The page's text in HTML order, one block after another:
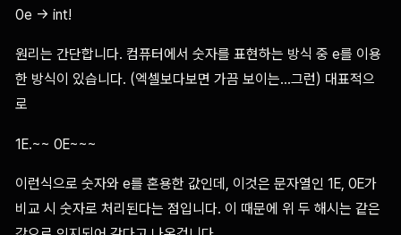
0e -> int!
원리는 간단합니다. 컴퓨터에서 숫자를 표현하는 방식 중 e를 이용
한 방식이 있습니다. (엑셀보다보면 가끔 보이는...그런) 대표적으
로
1E.~~ 0E~~~
이런식으로 숫자와 e를 혼용한 값인데, 이것은 문자열인 1E, 0E가
비교 시 숫자로 처리된다는 점입니다. 이 때문에 위 두 해시는 같은